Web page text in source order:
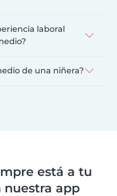
laboral
de una niñera?
está a tu
nuestra app